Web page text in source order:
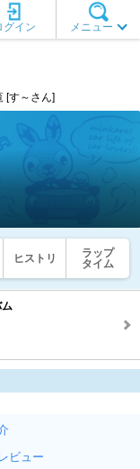
メニュー
グイン
[す～さん]
ヒストリ
ラップ
タイム
ビュー